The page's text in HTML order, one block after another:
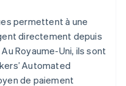
permettent à une
directement depuis
Royaume-Uni, ils sont
Automated
de paiement